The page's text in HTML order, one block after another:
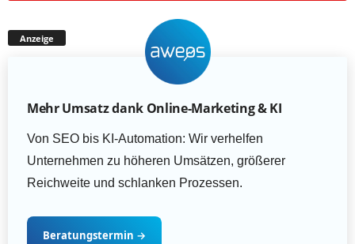
Anzeige
Mehr Umsatz dank Online-Marketing & KI
Von SEO bis KI-Automation: Wir verhelfen
Unternehmen zu höheren Umsätzen, größerer
Reichweite und schlanken Prozessen.
Beratungstermin →